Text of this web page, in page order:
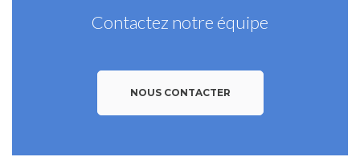
Contactez notre équipe
NOUS CONTACTER